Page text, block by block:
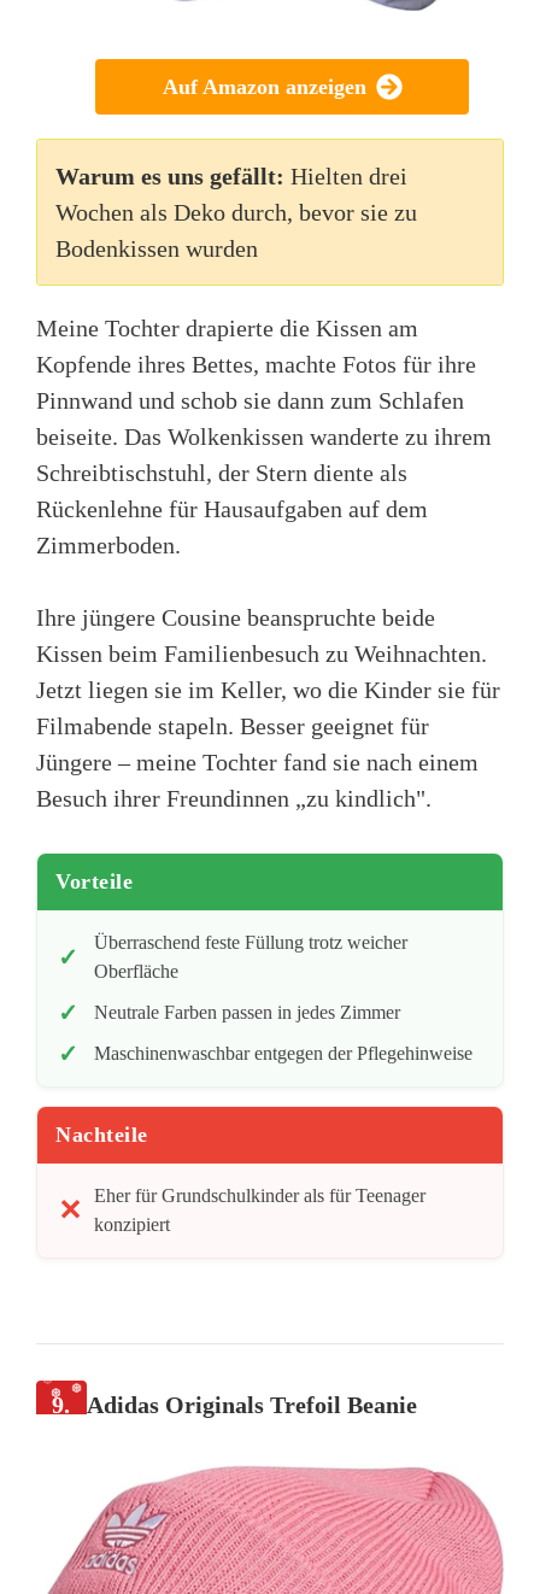
Auf Amazon anzeigen
Warum es uns gefällt: Hielten drei
Wochen als Deko durch, bevor sie zu
Bodenkissen wurden
Meine Tochter drapierte die Kissen am
Kopfende ihres Bettes, machte Fotos für ihre
Pinnwand und schob sie dann zum Schlafen
beiseite. Das Wolkenkissen wanderte zu ihrem
Schreibtischstuhl, der Stern diente als
Rückenlehne für Hausaufgaben auf dem
Zimmerboden.
Ihre jüngere Cousine beanspruchte beide
Kissen beim Familienbesuch zu Weihnachten.
Jetzt liegen sie im Keller, wo die Kinder sie für
Filmabende stapeln. Besser geeignet für
Jüngere – meine Tochter fand sie nach einem
Besuch ihrer Freundinnen „zu kindlich".
Vorteile
Überraschend feste Füllung trotz weicher
Oberfläche
Neutrale Farben passen in jedes Zimmer
Maschinenwaschbar entgegen der Pflegehinweise
Nachteile
Eher für Grundschulkinder als für Teenager
konzipiert
9. Adidas Originals Trefoil Beanie